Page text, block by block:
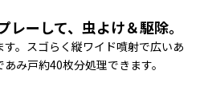
ーして、虫よけ＆駆除。
。スゴらく縦ワイド噴射で広いあ
み戸約40枚分処理できます。